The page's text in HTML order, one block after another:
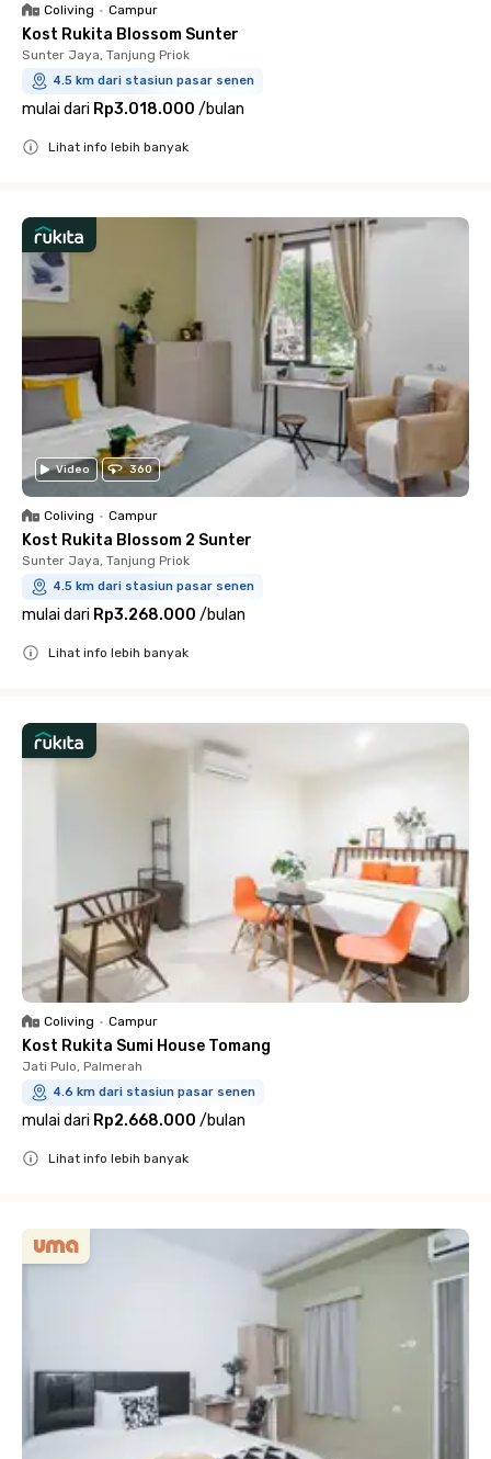
Coliving • Campur
Kost Rukita Blossom Sunter
Sunter Jaya, Tanjung Priok
4.5 km dari stasiun pasar senen
mulai dari Rp3.018.000 /bulan
Lihat info lebih banyak
Video 360
Coliving • Campur
Kost Rukita Blossom 2 Sunter
Sunter Jaya, Tanjung Priok
4.5 km dari stasiun pasar senen
mulai dari Rp3.268.000 /bulan
Lihat info lebih banyak
Coliving • Campur
Kost Rukita Sumi House Tomang
Jati Pulo, Palmerah
4.6 km dari stasiun pasar senen
mulai dari Rp2.668.000 /bulan
Lihat info lebih banyak